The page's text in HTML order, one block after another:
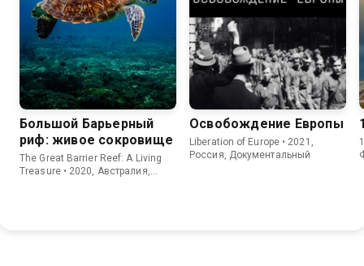
Большой Барьерный
риф: живое сокровище
The Great Barrier Reef: A Living
Treasure • 2020, Австралия,
Освобождение Европы
Liberation of Europe • 2021,
Россия, Документальный